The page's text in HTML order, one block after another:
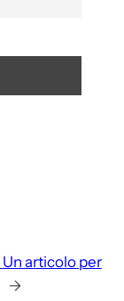
Un articolo per
→